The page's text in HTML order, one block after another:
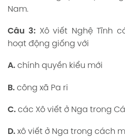
Nam.
Câu 3: Xô viết Nghệ Tĩnh
hoạt động giống với
A. chính quyền kiểu mới
B. công xã Pa ri
C. các Xô viết ở Nga trong
D. xô viết ở Nga trong cách